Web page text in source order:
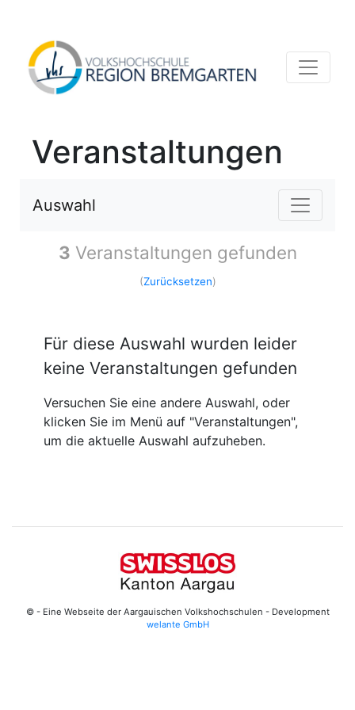
Veranstaltungen
Auswahl
3 Veranstaltungen gefunden
(Zurücksetzen)
Für diese Auswahl wurden leider
keine Veranstaltungen gefunden
Versuchen Sie eine andere Auswahl, oder
klicken Sie im Menü auf "Veranstaltungen",
um die aktuelle Auswahl aufzuheben.
© - Eine Webseite der Aargauischen Volkshochschulen - Development
welante GmbH